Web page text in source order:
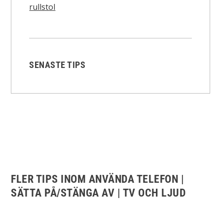
rullstol
SENASTE TIPS
FLER TIPS INOM ANVÄNDA TELEFON |
SÄTTA PÅ/STÄNGA AV | TV OCH LJUD